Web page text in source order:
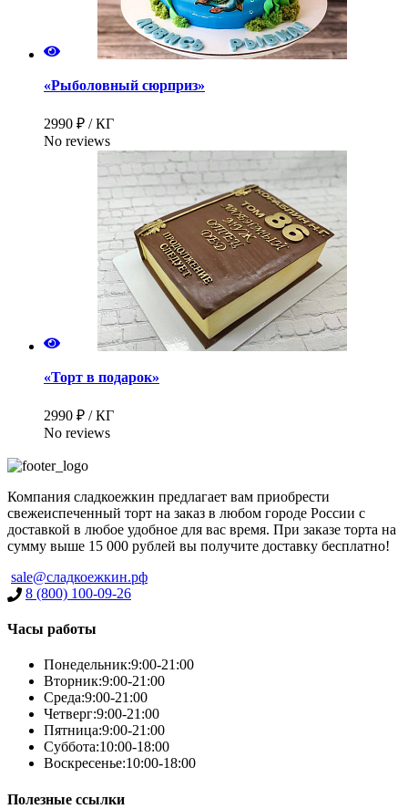
«Рыболовный сюрприз»
2990 ₽ / КГ
No reviews
«Торт в подарок»
2990 ₽ / КГ
No reviews
Компания сладкоежкин предлагает вам приобрести
свежеиспеченный торт на заказ в любом городе России с
доставкой в любое удобное для вас время. При заказе торта на
сумму выше 15 000 рублей вы получите доставку бесплатно!
sale@сладкоежкин.рф
8 (800) 100-09-26
Часы работы
Понедельник:9:00-21:00
Вторник:9:00-21:00
Среда:9:00-21:00
Четверг:9:00-21:00
Пятница:9:00-21:00
Суббота:10:00-18:00
Воскресенье:10:00-18:00
Полезные ссылки